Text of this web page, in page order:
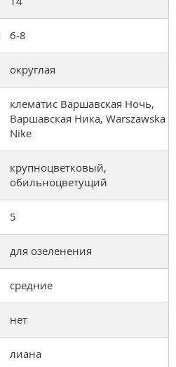
6-8
округлая
клематис Варшавская Ночь,
Варшавская Ника, Warszawska
Nike
крупноцветковый,
обильноцветущий
5
для озеленения
средние
нет
лиана